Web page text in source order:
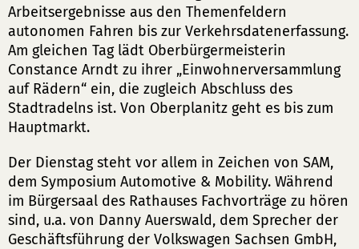
Arbeitsergebnisse aus den Themenfeldern
autonomen Fahren bis zur Verkehrsdatenerfassung.
Am gleichen Tag lädt Oberbürgermeisterin
Constance Arndt zu ihrer „Einwohnerversammlung
auf Rädern“ ein, die zugleich Abschluss des
Stadtradelns ist. Von Oberplanitz geht es bis zum
Hauptmarkt.
Der Dienstag steht vor allem in Zeichen von SAM,
dem Symposium Automotive & Mobility. Während
im Bürgersaal des Rathauses Fachvorträge zu hören
sind, u.a. von Danny Auerswald, dem Sprecher der
Geschäftsführung der Volkswagen Sachsen GmbH,